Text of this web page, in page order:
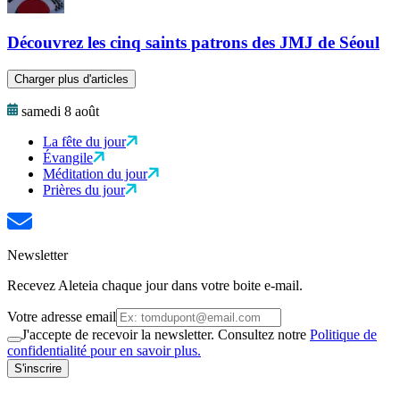
Découvrez les cinq saints patrons des JMJ de Séoul
Charger plus d'articles
samedi 8 août
La fête du jour
Évangile
Méditation du jour
Prières du jour
Newsletter
Recevez Aleteia chaque jour dans votre boite e-mail.
Votre adresse email
J'accepte de recevoir la newsletter. Consultez notre Politique de
confidentialité pour en savoir plus.
S'inscrire